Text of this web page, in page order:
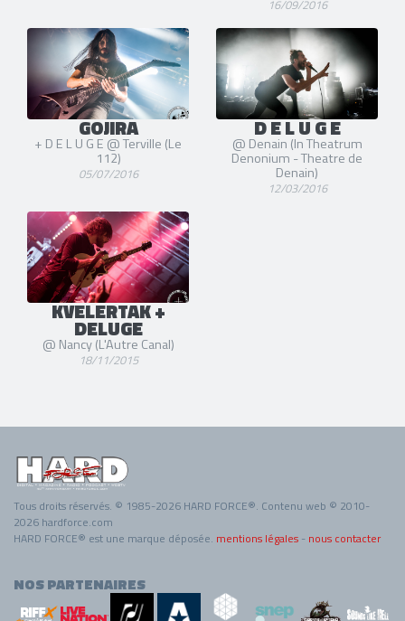
16/09/2016
GOJIRA
+ D E L U G E @ Terville (Le
112)
05/07/2016
D E L U G E
@ Denain (In Theatrum
Denonium - Theatre de
Denain)
12/03/2016
KVELERTAK +
DELUGE
@ Nancy (L'Autre Canal)
18/11/2015
Tous droits réservés. © 1985-2026 HARD FORCE®. Contenu web © 2010-
2026 hardforce.com
HARD FORCE® est une marque déposée. mentions légales - nous contacter
NOS PARTENAIRES